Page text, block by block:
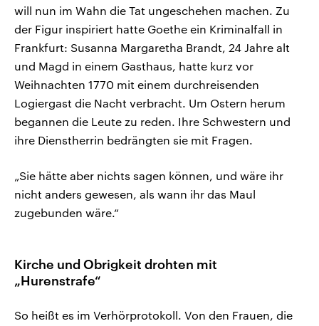
will nun im Wahn die Tat ungeschehen machen. Zu
der Figur inspiriert hatte Goethe ein Kriminalfall in
Frankfurt: Susanna Margaretha Brandt, 24 Jahre alt
und Magd in einem Gasthaus, hatte kurz vor
Weihnachten 1770 mit einem durchreisenden
Logiergast die Nacht verbracht. Um Ostern herum
begannen die Leute zu reden. Ihre Schwestern und
ihre Dienstherrin bedrängten sie mit Fragen.
„Sie hätte aber nichts sagen können, und wäre ihr
nicht anders gewesen, als wann ihr das Maul
zugebunden wäre.“
Kirche und Obrigkeit drohten mit
„Hurenstrafe“
So heißt es im Verhörprotokoll. Von den Frauen, die